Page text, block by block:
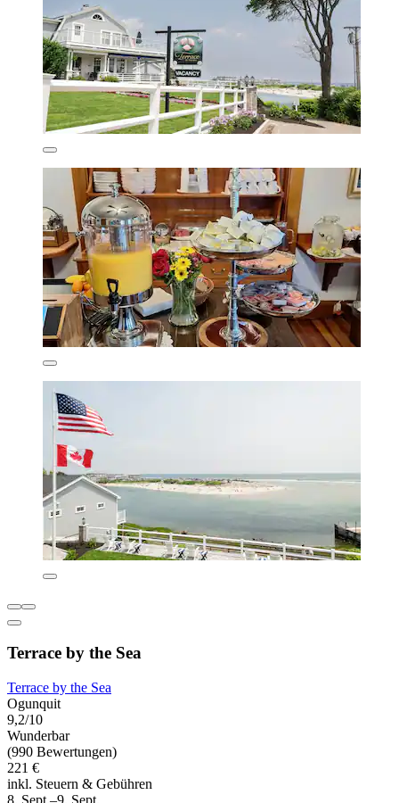
Terrace by the Sea
Terrace by the Sea
Ogunquit
9,2/10
Wunderbar
(990 Bewertungen)
221 €
inkl. Steuern & Gebühren
8. Sept.–9. Sept.